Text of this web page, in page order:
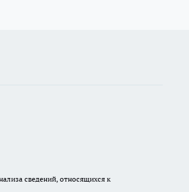
сведений, относящихся к